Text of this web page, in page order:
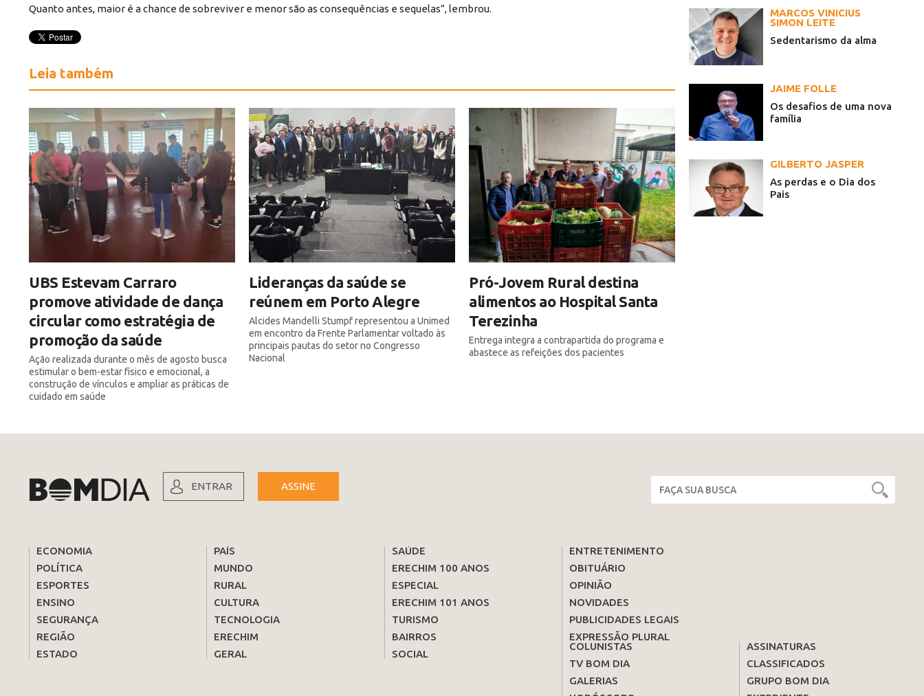
Quanto antes, maior é a chance de sobreviver e menor são as consequências e sequelas”, lembrou.
Leia também
UBS Estevam Carraro
promove atividade de dança
circular como estratégia de
promoção da saúde
Ação realizada durante o mês de agosto busca
estimular o bem-estar físico e emocional, a
construção de vínculos e ampliar as práticas de
cuidado em saúde
Lideranças da saúde se
reúnem em Porto Alegre
Alcides Mandelli Stumpf representou a Unimed
em encontro da Frente Parlamentar voltado às
principais pautas do setor no Congresso
Nacional
Pró-Jovem Rural destina
alimentos ao Hospital Santa
Terezinha
Entrega integra a contrapartida do programa e
abastece as refeições dos pacientes
MARCOS VINICIUS
SIMON LEITE
Sedentarismo da alma
JAIME FOLLE
Os desafios de uma nova
família
GILBERTO JASPER
As perdas e o Dia dos
Pais
ENTRAR ASSINE
ECONOMIA
POLÍTICA
ESPORTES
ENSINO
SEGURANÇA
REGIÃO
ESTADO
PAÍS
MUNDO
RURAL
CULTURA
TECNOLOGIA
ERECHIM
GERAL
SAÚDE
ERECHIM 100 ANOS
ESPECIAL
ERECHIM 101 ANOS
TURISMO
BAIRROS
SOCIAL
ENTRETENIMENTO
OBITUÁRIO
OPINIÃO
NOVIDADES
PUBLICIDADES LEGAIS
EXPRESSÃO PLURAL
COLUNISTAS
TV BOM DIA
GALERIAS
ASSINATURAS
CLASSIFICADOS
GRUPO BOM DIA